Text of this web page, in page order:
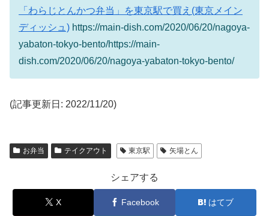
「わらじとんかつ弁当」を東京駅で買え(東京メイン
ディッシュ) https://main-dish.com/2020/06/20/nagoya-
yabaton-tokyo-bento/https://main-
dish.com/2020/06/20/nagoya-yabaton-tokyo-bento/
(記事更新日: 2022/11/20)
お弁当 テイクアウト 東京駅 矢場とん
シェアする
X Facebook はてブ